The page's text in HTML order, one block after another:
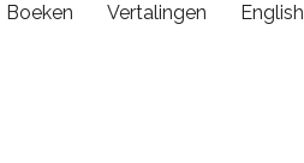
Boeken Vertalingen English